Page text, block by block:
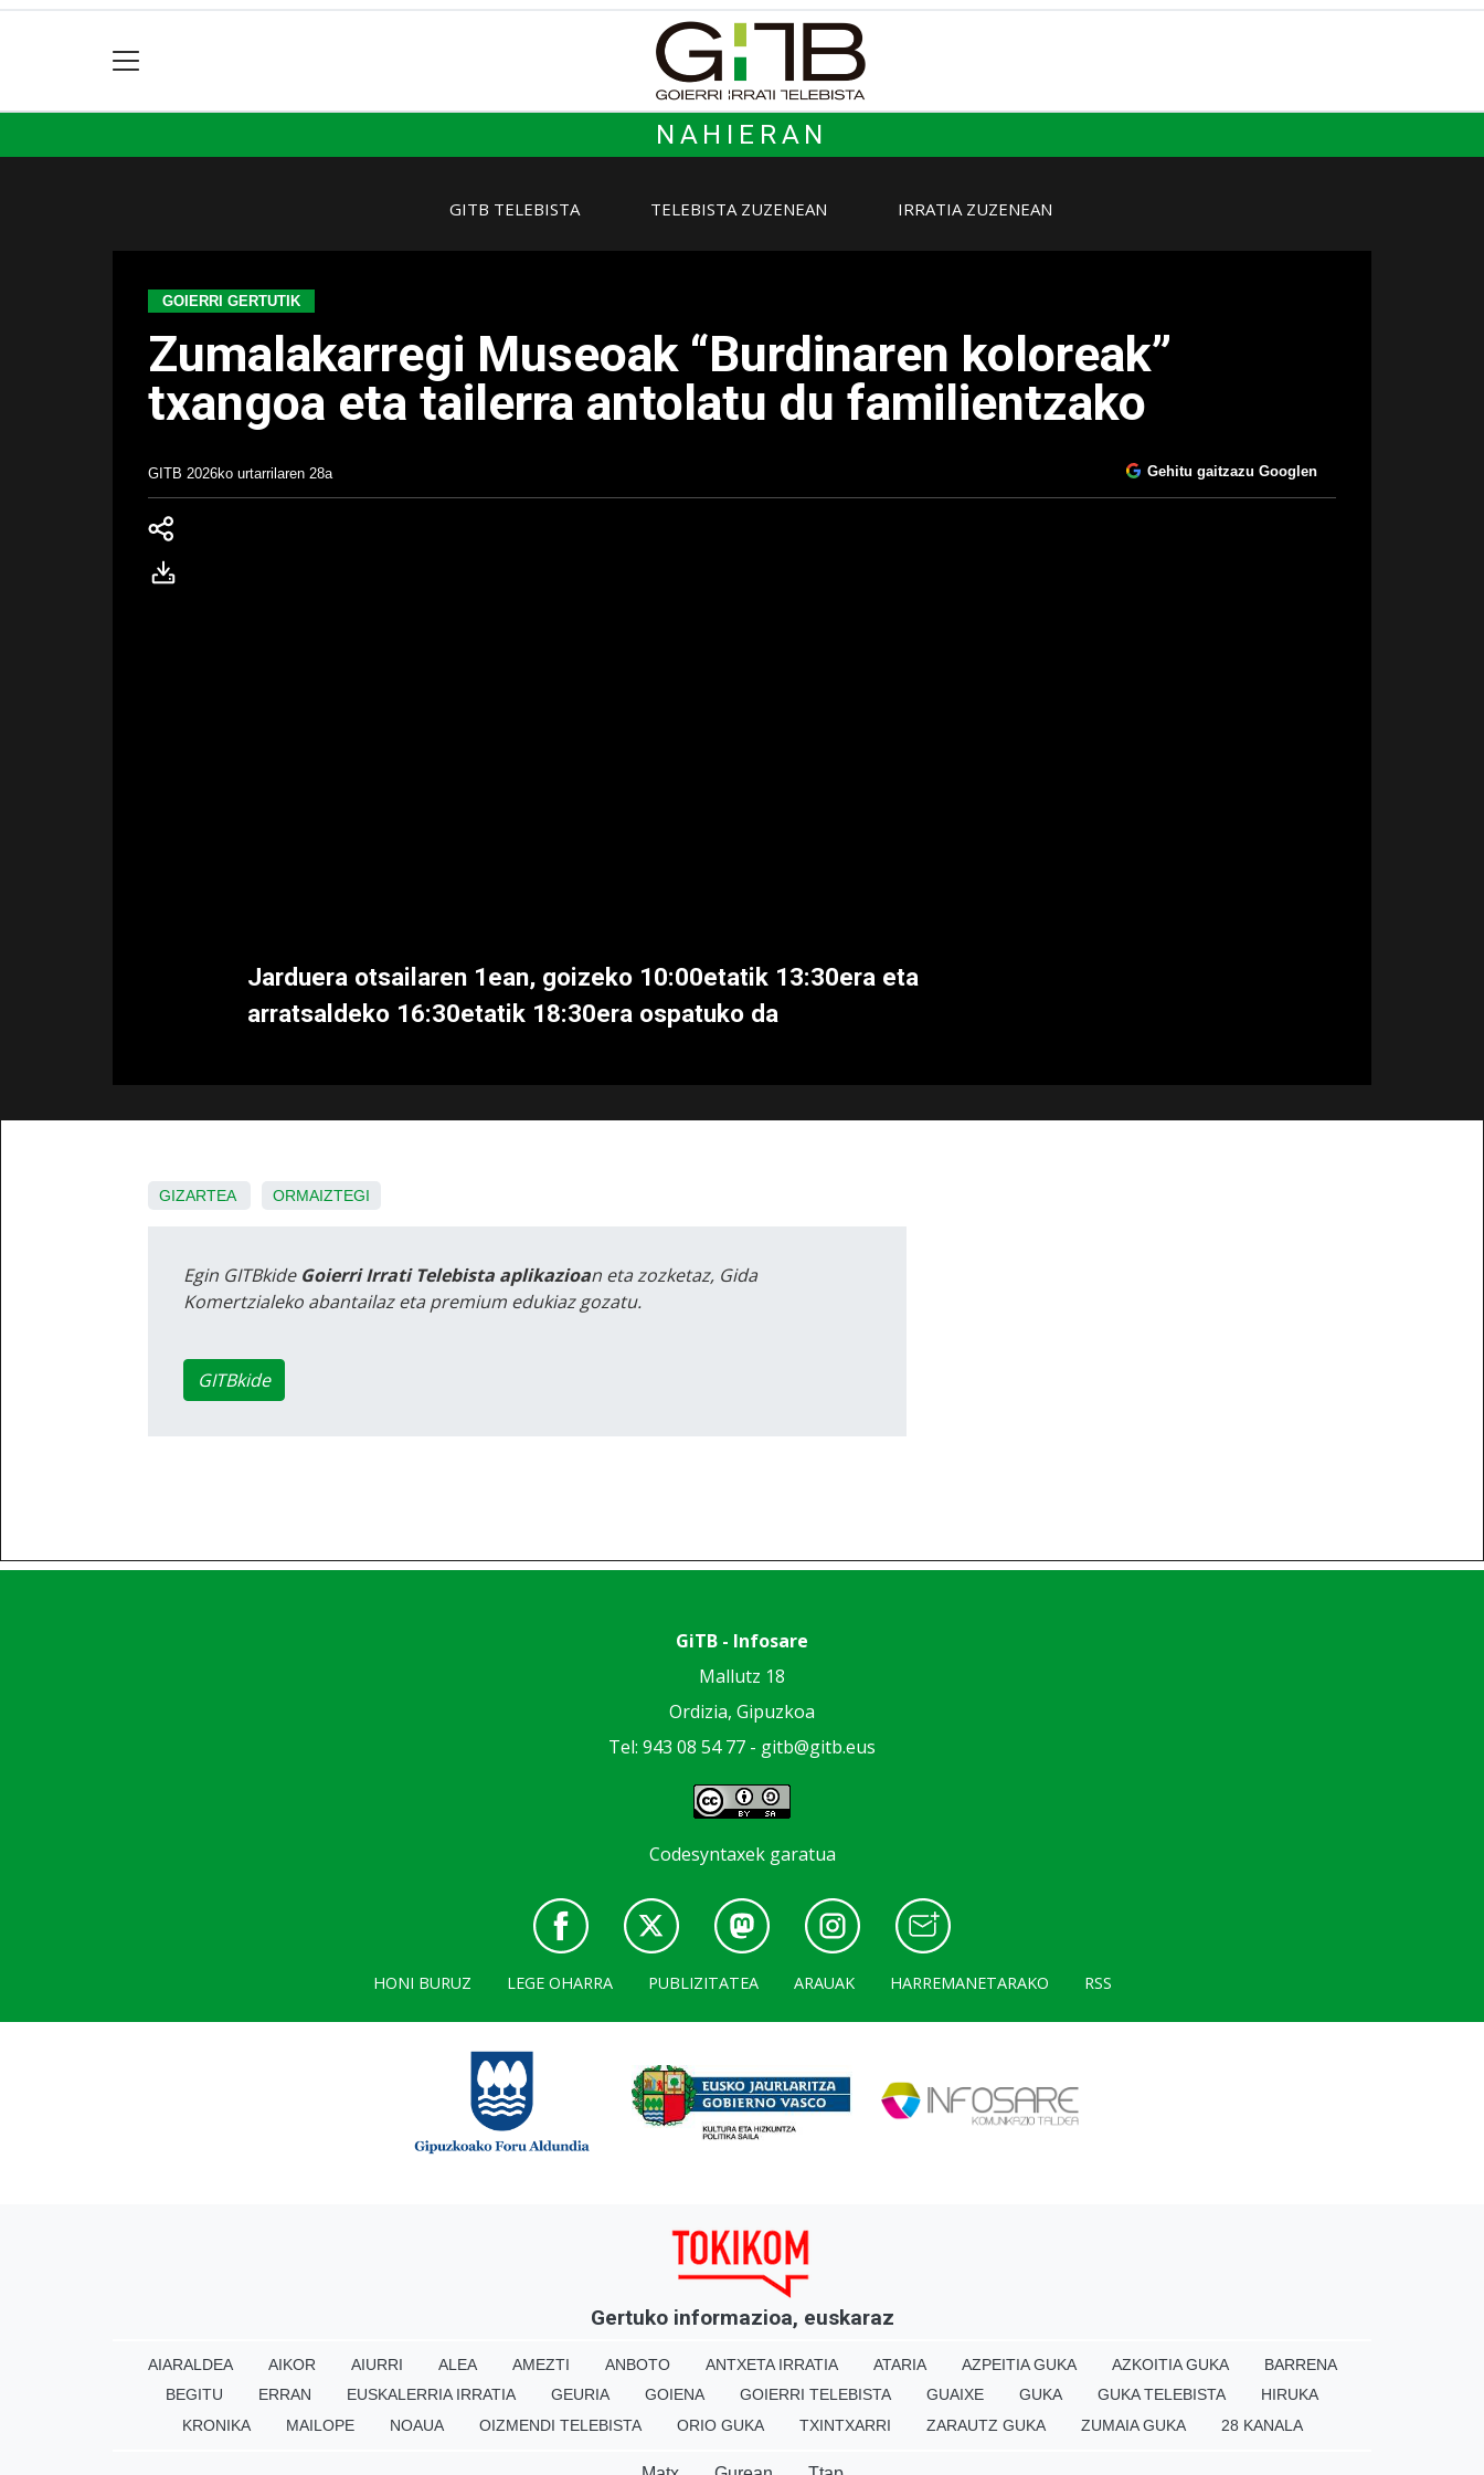
NAHIERAN
GITB TELEBISTA TELEBISTA ZUZENEAN IRRATIA ZUZENEAN
GOIERRI GERTUTIK
Zumalakarregi Museoak “Burdinaren koloreak”
txangoa eta tailerra antolatu du familientzako
GITB 2026ko urtarrilaren 28a Gehitu gaitzazu Googlen
Jarduera otsailaren 1ean, goizeko 10:00etatik 13:30era eta
arratsaldeko 16:30etatik 18:30era ospatuko da
GIZARTEA ORMAIZTEGI
Egin GITBkide Goierri Irrati Telebista aplikazioan eta zozketaz, Gida
Komertzialeko abantailaz eta premium edukiaz gozatu.
GITBkide
GiTB - Infosare
Mallutz 18
Ordizia, Gipuzkoa
Tel: 943 08 54 77 - gitb@gitb.eus
Codesyntaxek garatua
HONI BURUZ LEGE OHARRA PUBLIZITATEA ARAUAK HARREMANETARAKO RSS
Gertuko informazioa, euskaraz
AIARALDEA AIKOR AIURRI ALEA AMEZTI ANBOTO ANTXETA IRRATIA ATARIA AZPEITIA GUKA AZKOITIA GUKA
BARRENA
BEGITU
ERRAN EUSKALERRIA IRRATIA GEURIA GOIENA GOIERRI TELEBISTA GUAIXE GUKA GUKA TELEBISTA
HIRUKA
KRONIKA
MAILOPE NOAUA OIZMENDI TELEBISTA ORIO GUKA TXINTXARRI ZARAUTZ GUKA ZUMAIA GUKA 28 KANALA